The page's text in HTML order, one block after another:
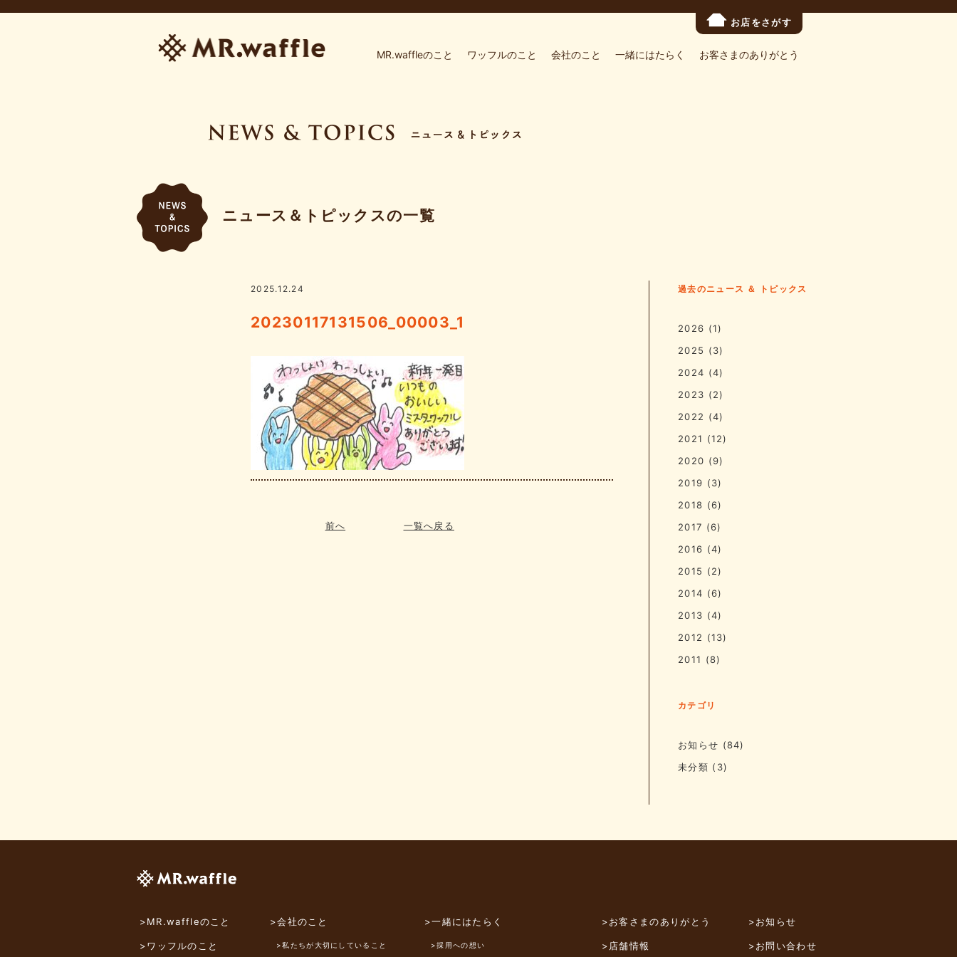
お店をさがす
MR.waffleのこと ワッフルのこと 会社のこと 一緒にはたらく お客さまのありがとう
ニュース＆トピックスの一覧
2025.12.24
20230117131506_00003_1
前へ 一覧へ戻る
過去のニュース ＆ トピックス
2026 (1)
2025 (3)
2024 (4)
2023 (2)
2022 (4)
2021 (12)
2020 (9)
2019 (3)
2018 (6)
2017 (6)
2016 (4)
2015 (2)
2014 (6)
2013 (4)
2012 (13)
2011 (8)
カテゴリ
お知らせ (84)
未分類 (3)
>MR.waffleのこと
>ワッフルのこと
>会社のこと
>私たちが大切にしていること
>一緒にはたらく
>採用への想い
>お客さまのありがとう
>店舗情報
>お知らせ
>お問い合わせ